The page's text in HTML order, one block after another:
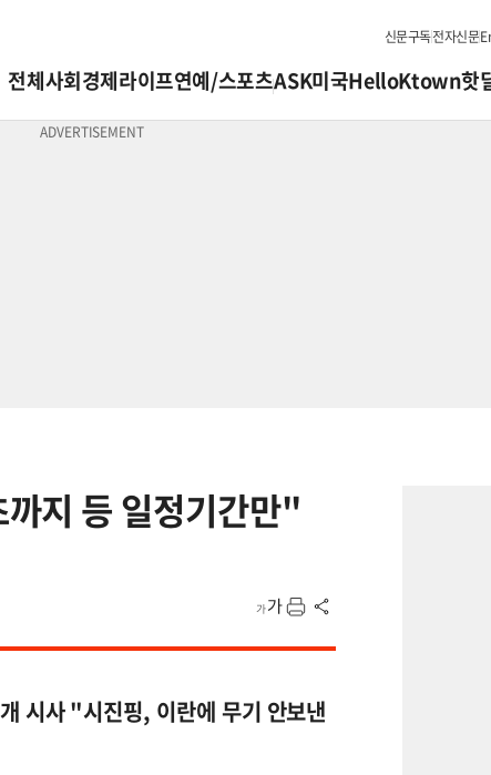
신문구독전자신문
전체사회경제라이프연예/스포츠ASK미국HelloKtown핫
지 등 일정기간만"
시사 "시진핑, 이란에 무기 안보낸